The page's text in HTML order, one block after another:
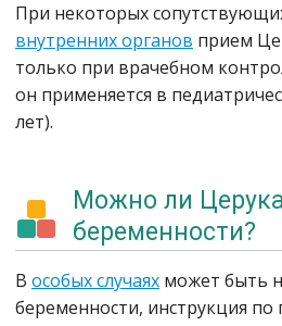
При некоторых
внутренних органов прием
только при врачебном
он применяется в
лет).
Можно ли
беременности?
В особых случаях может быть
беременности, инструкция